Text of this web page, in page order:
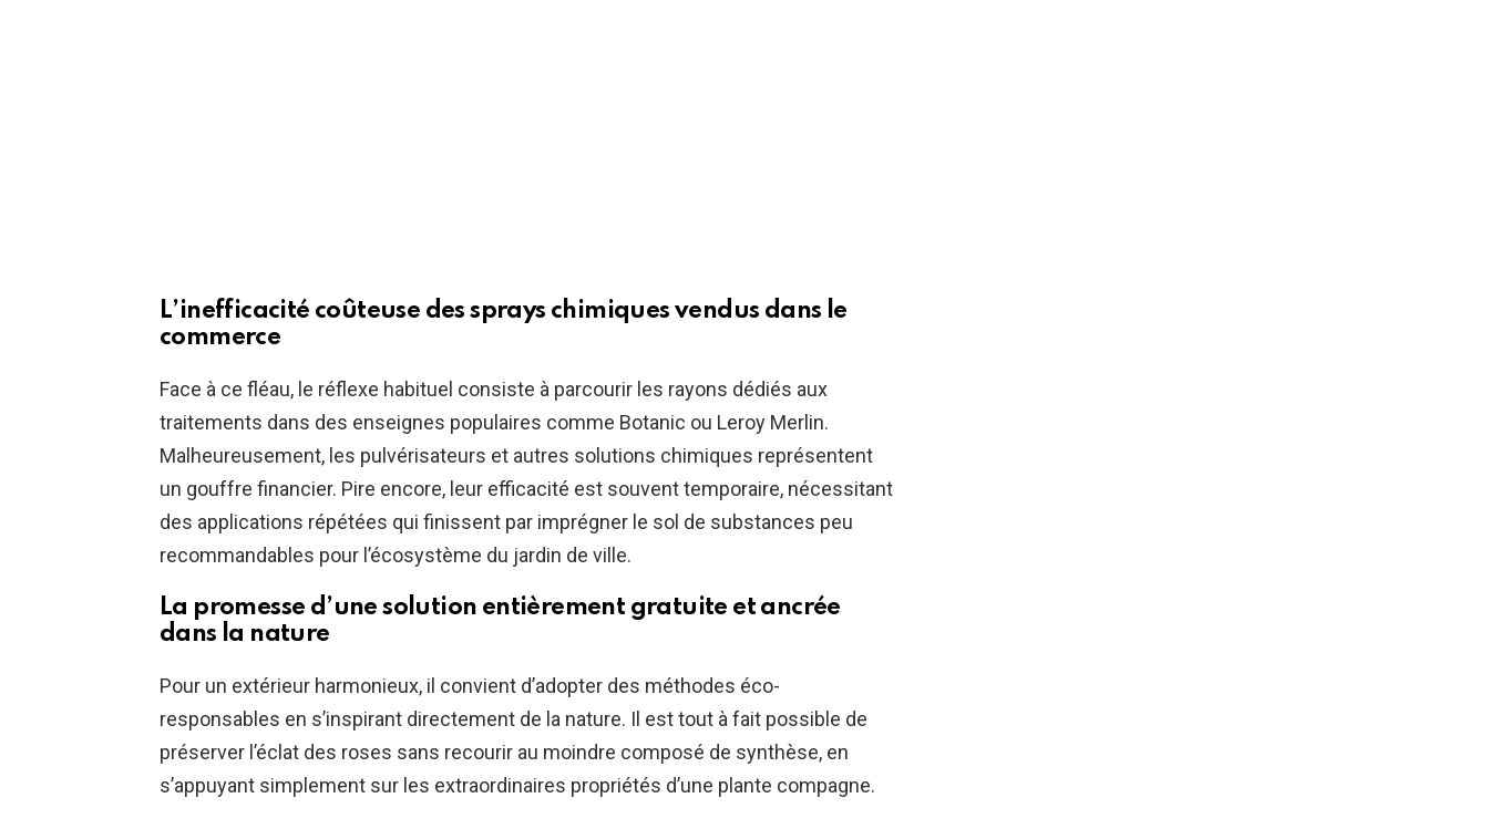
L’inefficacité coûteuse des sprays chimiques vendus dans le
commerce
Face à ce fléau, le réflexe habituel consiste à parcourir les rayons dédiés aux
traitements dans des enseignes populaires comme Botanic ou Leroy Merlin.
Malheureusement, les pulvérisateurs et autres solutions chimiques représentent
un gouffre financier. Pire encore, leur efficacité est souvent temporaire, nécessitant
des applications répétées qui finissent par imprégner le sol de substances peu
recommandables pour l’écosystème du jardin de ville.
La promesse d’une solution entièrement gratuite et ancrée
dans la nature
Pour un extérieur harmonieux, il convient d’adopter des méthodes éco-
responsables en s’inspirant directement de la nature. Il est tout à fait possible de
préserver l’éclat des roses sans recourir au moindre composé de synthèse, en
s’appuyant simplement sur les extraordinaires propriétés d’une plante compagne.